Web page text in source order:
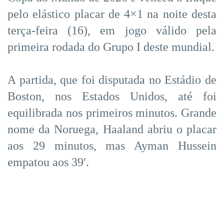
pelo elástico placar de 4×1 na noite desta
terça-feira (16), em jogo válido pela
primeira rodada do Grupo I deste mundial.
A partida, que foi disputada no Estádio de
Boston, nos Estados Unidos, até foi
equilibrada nos primeiros minutos. Grande
nome da Noruega, Haaland abriu o placar
aos 29 minutos, mas Ayman Hussein
empatou aos 39′.